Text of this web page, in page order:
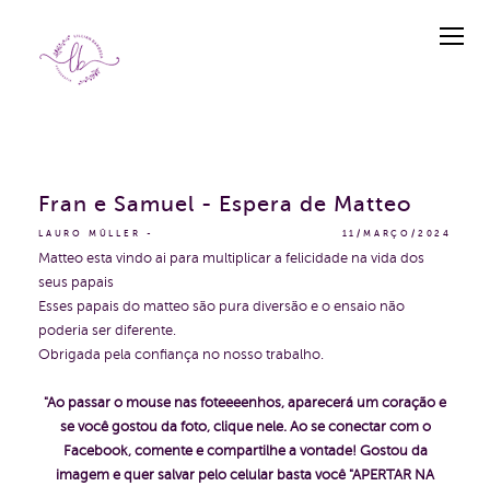
LAURO MÜLLER 11/MARÇO/2024
Fran e Samuel - Espera de Matteo
Matteo esta vindo ai para multiplicar a felicidade na vida dos
seus papais
Esses papais do matteo são pura diversão e o ensaio não
poderia ser diferente.
Obrigada pela confiança no nosso trabalho.
"Ao passar o mouse nas foteeeenhos, aparecerá um coração e
se você gostou da foto, clique nele. Ao se conectar com o
Facebook, comente e compartilhe a vontade! Gostou da
imagem e quer salvar pelo celular basta você "APERTAR NA